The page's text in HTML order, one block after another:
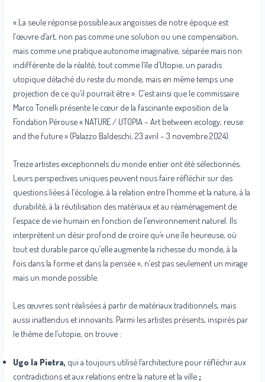
« La seule réponse possible aux angoisses de notre époque est
l’œuvre d’art, non pas comme une solution ou une compensation,
mais comme une pratique autonome imaginative, séparée mais non
indifférente de la réalité, tout comme l’île d’Utopie, un paradis
utopique détaché du reste du monde, mais en même temps une
projection de ce qu’il pourrait être ». C’est ainsi que le commissaire
Marco Tonelli présente le cœur de la fascinante exposition de la
Fondation Pérouse « NATURE / UTOPIA – Art between ecology, reuse
and the future » (Palazzo Baldeschi, 23 avril – 3 novembre 2024).
Treize artistes exceptionnels du monde entier ont été sélectionnés.
Leurs perspectives uniques peuvent nous faire réfléchir sur des
questions liées à l’écologie, à la relation entre l’homme et la nature, à la
durabilité, à la réutilisation des matériaux et au réaménagement de
l’espace de vie humain en fonction de l’environnement naturel. Ils
interprètent un désir profond de croire qu’« une île heureuse, où
tout est durable parce qu’elle augmente la richesse du monde, à la
fois dans la forme et dans la pensée », n’est pas seulement un mirage
mais un monde possible.
Les œuvres sont réalisées à partir de matériaux traditionnels, mais
aussi inattendus et innovants. Parmi les artistes présents, inspirés par
le thème de l’utopie, on trouve :
Ugo la Pietra, qui a toujours utilisé l’architecture pour réfléchir aux
contradictions et aux relations entre la nature et la ville ;